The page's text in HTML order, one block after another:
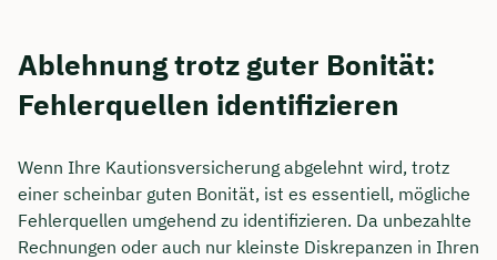
Ablehnung trotz guter Bonität:
Fehlerquellen identifizieren
Wenn Ihre Kautionsversicherung abgelehnt wird, trotz
einer scheinbar guten Bonität, ist es essentiell, mögliche
Fehlerquellen umgehend zu identifizieren. Da unbezahlte
Rechnungen oder auch nur kleinste Diskrepanzen in Ihren